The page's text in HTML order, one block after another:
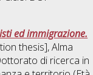
ed immigrazione.
thesis], Alma
di ricerca in